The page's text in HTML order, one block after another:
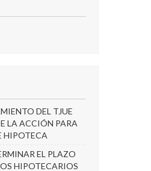
DEL TJUE
LA ACCIÓN PARA
HIPOTECA
EL PLAZO
HIPOTECARIOS